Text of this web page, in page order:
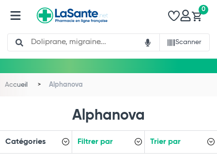
Search
Scanner
0
Accueil Alphanova
Alphanova
Catégories Filtrer par Trier par